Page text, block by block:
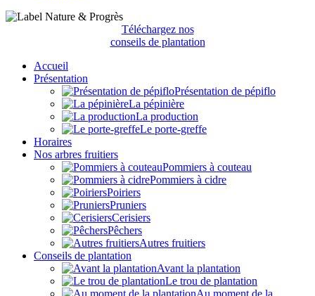
Téléchargez nos
conseils de plantation
Accueil
Présentation
Présentation de pépiflo
La pépinière
La production
Le porte-greffe
Horaires
Nos arbres fruitiers
Pommiers à couteau
Pommiers à cidre
Poiriers
Pruniers
Cerisiers
Pêchers
Autres fruitiers
Conseils de plantation
Avant la plantation
Le trou de plantation